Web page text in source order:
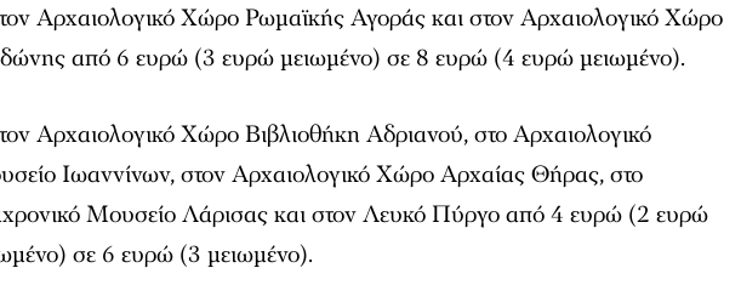
Αρχαιολογικό Χώρο Ρωμαϊκής Αγοράς και στον Αρχαιολογικό Χώρο
από 6 ευρώ (3 ευρώ μειωμένο) σε 8 ευρώ (4 ευρώ μειωμένο).
Αρχαιολογικό Χώρο Βιβλιοθήκη Αδριανού, στο Αρχαιολογικό
Ιωαννίνων, στον Αρχαιολογικό Χώρο Αρχαίας Θήρας, στο
Μουσείο Λάρισας και στον Λευκό Πύργο από 4 ευρώ (2 ευρώ
σε 6 ευρώ (3 μειωμένο).